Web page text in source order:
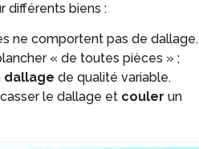
différents biens :
ne comportent pas de dallage.
« de toutes pièces » ;
dallage de qualité variable.
le dallage et couler un